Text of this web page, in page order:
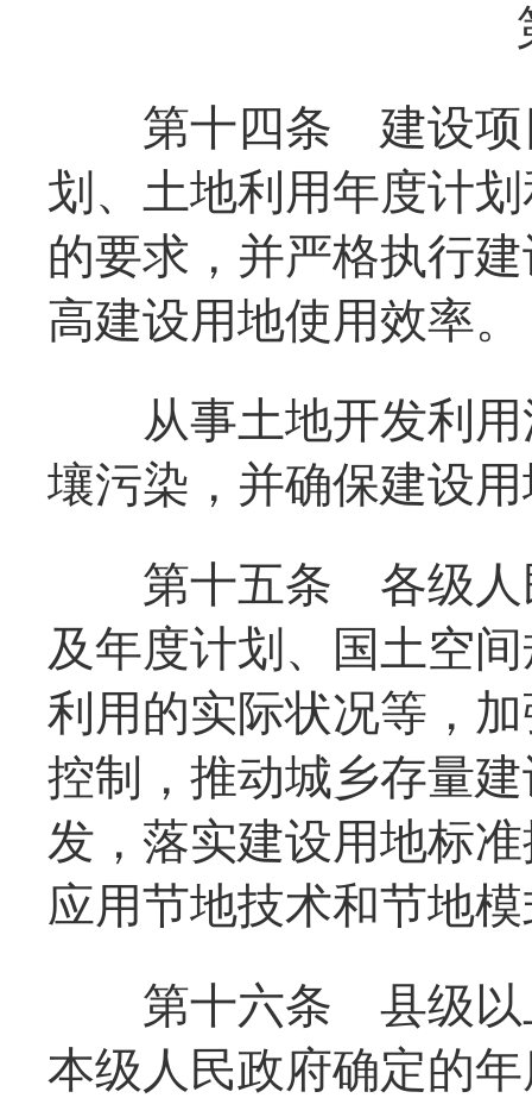
第十四条 建设项
划、土地利用年度计
的要求，并严格执行
高建设用地使用效率。
从事土地开发利用
壤污染，并确保建设
第十五条 各级人
及年度计划、国土空
利用的实际状况等，
控制，推动城乡存量
发，落实建设用地标
应用节地技术和节地
第十六条 县级以
本级人民政府确定的